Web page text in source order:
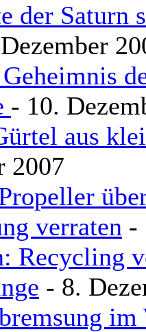
der Saturn
- 10.
aus
2007
verraten -
Recycling
- 8.